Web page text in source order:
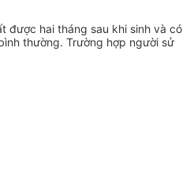
được hai tháng sau khi sinh và có
thường. Trường hợp người sử